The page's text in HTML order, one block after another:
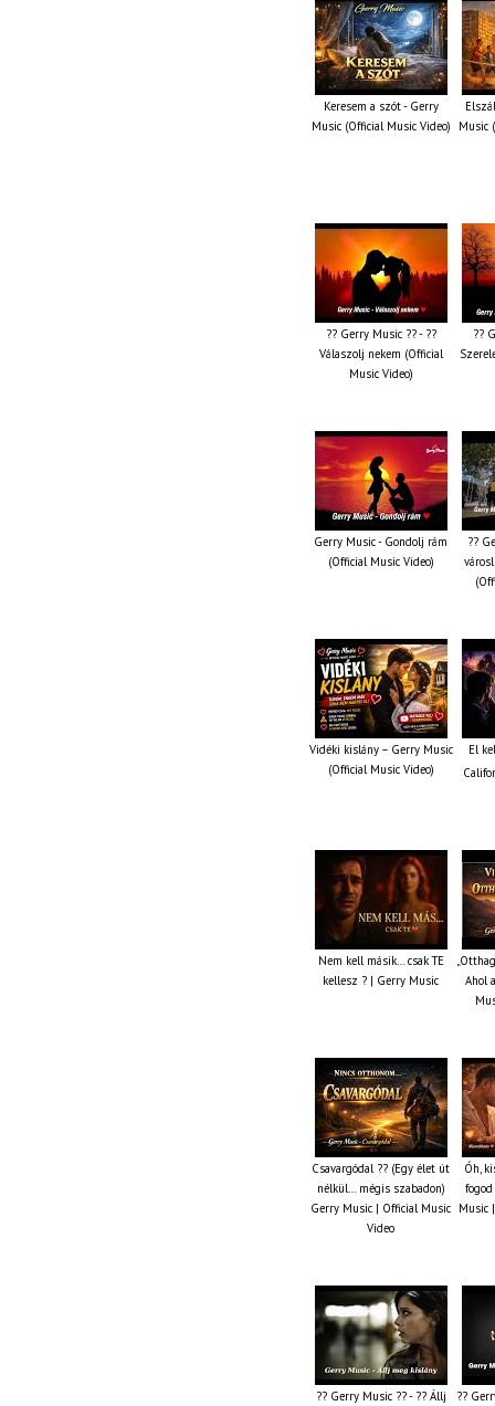
Keresem a szót - Gerry
Music (Official Music Video)
Music
?? Gerry Music ?? - ??
Válaszolj nekem (Official
Music Video)
??
Gerry Music - Gondolj rám
(Official Music Video)
??
Vidéki kislány – Gerry Music
(Official Music Video)
El
Nem kell másik… csak TE
kellesz ? | Gerry Music
Ahol
Csavargódal ?? (Egy élet út
nélkül… mégis szabadon)
Gerry Music | Official Music
Video
Óh,
Music
?? Gerry Music ?? - ?? Állj
??